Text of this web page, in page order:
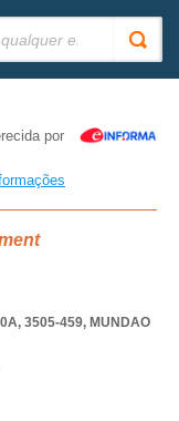
por
3505-459, MUNDAO